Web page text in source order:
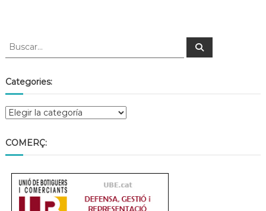
Categories:
COMERÇ: